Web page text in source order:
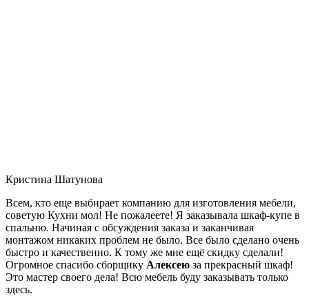
Кристина Шатунова
Всем, кто еще выбирает компанию для изготовления мебели,
советую Кухни мол! Не пожалеете! Я заказывала шкаф-купе в
спальню. Начиная с обсуждения заказа и заканчивая
монтажом никаких проблем не было. Все было сделано очень
быстро и качественно. К тому же мне ещё скидку сделали!
Огромное спасибо сборщику Алексею за прекрасный шкаф!
Это мастер своего дела! Всю мебель буду заказывать только
здесь.